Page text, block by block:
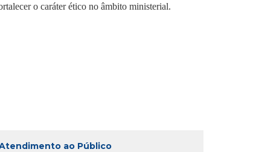
o caráter ético no âmbito ministerial.
ao Público